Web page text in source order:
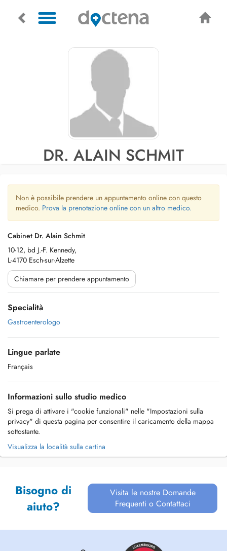
DR. ALAIN SCHMIT
Non è possibile prendere un appuntamento online con questo
medico. Prova la prenotazione online con un altro medico.
Cabinet Dr. Alain Schmit
10-12, bd J.-F. Kennedy,
L-4170 Esch-sur-Alzette
Chiamare per prendere appuntamento
Specialità
Gastroenterologo
Lingue parlate
Français
Informazioni sullo studio medico
Si prega di attivare i "cookie funzionali" nelle "Impostazioni sulla
privacy" di questa pagina per consentire il caricamento della mappa
sottostante.
Visualizza la località sulla cartina
Bisogno di
aiuto?
Visita le nostre Domande
Frequenti o Contattaci